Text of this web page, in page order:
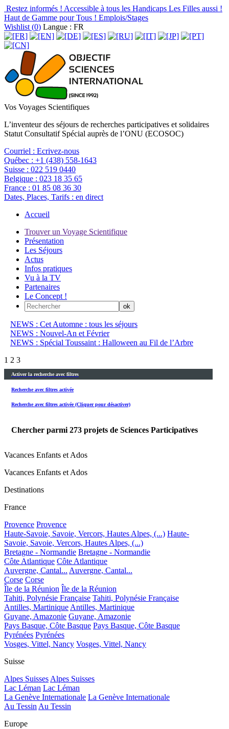
Restez informés ! Accessible à tous les Handicaps Les Filles aussi !
Haut de Gamme pour Tous ! Emplois/Stages
Wishlist (0) Langue : FR
Vos Voyages Scientifiques
L’inventeur des séjours de recherches participatives et solidaires
Statut Consultatif Spécial auprès de l’ONU (ECOSOC)
Courriel : Ecrivez-nous
Québec : +1 (438) 558-1643
Suisse : 022 519 0440
Belgique : 023 18 35 65
France : 01 85 08 36 30
Dates, Places, Tarifs : en direct
Accueil
Trouver un Voyage Scientifique
Présentation
Les Séjours
Actus
Infos pratiques
Vu à la TV
Partenaires
Le Concept !
NEWS : Cet Automne : tous les séjours
NEWS : Nouvel-An et Février
NEWS : Spécial Toussaint : Halloween au Fil de l’Arbre
1 2 3
Activer la recherche avec filtres
Recherche avec filtres activée
Recherche avec filtres activée (Cliquer pour désactiver)
Chercher parmi 273 projets de Sciences Participatives
Vacances Enfants et Ados
Vacances Enfants et Ados
Destinations
France
Provence Provence
Haute-Savoie, Savoie, Vercors, Hautes Alpes, (...) Haute-
Savoie, Savoie, Vercors, Hautes Alpes, (...)
Bretagne - Normandie Bretagne - Normandie
Côte Atlantique Côte Atlantique
Auvergne, Cantal... Auvergne, Cantal...
Corse Corse
Île de la Réunion Île de la Réunion
Tahiti, Polynésie Française Tahiti, Polynésie Française
Antilles, MartiniqueAntilles, Martinique
Guyane, Amazonie Guyane, Amazonie
Pays Basque, Côte Basque Pays Basque, Côte Basque
Pyrénées Pyrénées
Vosges, Vittel, Nancy Vosges, Vittel, Nancy
Suisse
Alpes SuissesAlpes Suisses
Lac Léman Lac Léman
La Genève Internationale La Genève Internationale
Au TessinAu Tessin
Europe